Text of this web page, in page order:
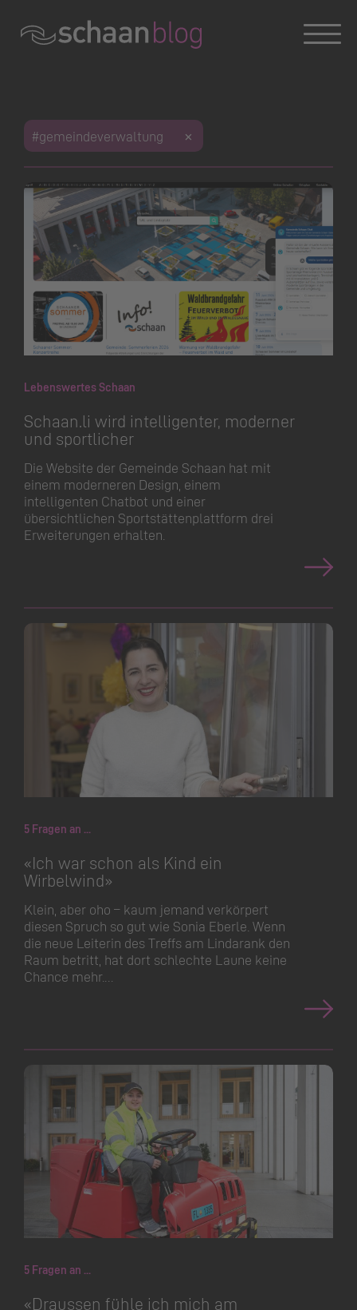
#gemeindeverwaltung
Lebenswertes Schaan
Schaan.​li wird intelligenter, moderner
und sportlicher
Die Website der Gemeinde Schaan hat mit
einem moderneren Design, einem
intelligenten Chatbot und einer
übersichtlichen Sportstät­ten­plattform drei
Erweiterungen erhalten.
5 Fragen an ...
«Ich war schon als Kind ein
Wirbelwind»
Klein, aber oho – kaum jemand verkörpert
diesen Spruch so gut wie Sonia Eberle. Wenn
die neue Leiterin des Treffs am Lindarank den
Raum betritt, hat dort schlechte Laune keine
Chance mehr.…
5 Fragen an ...
«Draussen fühle ich mich am